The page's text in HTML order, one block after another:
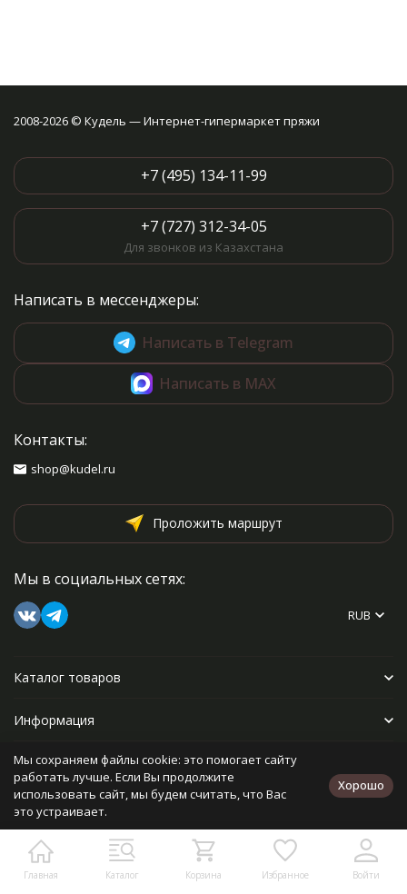
Главная Каталог Корзина Избранное Войти
2008-2026 © Кудель — Интернет-гипермаркет пряжи
+7 (495) 134-11-99
+7 (727) 312-34-05
Для звонков из Казахстана
Написать в мессенджеры:
Написать в Telegram
Написать в MAX
Контакты:
shop@kudel.ru
Проложить маршрут
Мы в социальных сетях:
RUB
Каталог товаров
Информация
Прочее
Политика персональных данных
Разработано в
bodysite.ru
Мы сохраняем файлы cookie: это помогает сайту
работать лучше. Если Вы продолжите
использовать сайт, мы будем считать, что Вас
это устраивает.
Хорошо